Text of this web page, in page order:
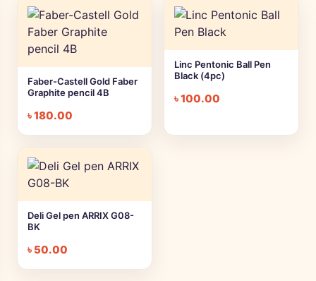
Faber-Castell Gold Faber
Graphite pencil 4B
৳180.00
Linc Pentonic Ball Pen
Black (4pc)
৳100.00
Deli Gel pen ARRIX G08-
BK
৳ 50.00